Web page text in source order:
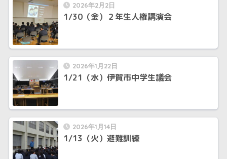
2026年2月2日
1/30（金）２年生人権講演会
2026年1月22日
1/21（水）伊賀市中学生議会
2026年1月14日
1/13（火）避難訓練